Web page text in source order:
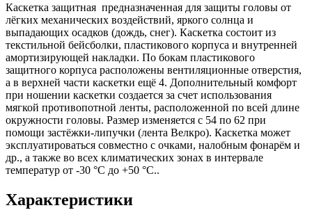
Каскетка защитная предназначенная для защиты головы от
лёгких механических воздействий, яркого солнца и
выпадающих осадков (дождь, снег). Каскетка состоит из
текстильной бейсболки, пластикового корпуса и внутренней
амортизирующей накладки. По бокам пластикового
защитного корпуса расположены вентиляционные отверстия,
а в верхней части каскетки ещё 4. Дополнительный комфорт
при ношении каскетки создается за счет использования
мягкой противопотной ленты, расположенной по всей длине
окружности головы. Размер изменяется с 54 по 62 при
помощи застёжки-липучки (лента Велкро). Каскетка может
эксплуатироваться совместно с очками, налобным фонарём и
др., а также во всех климатических зонах в интервале
температур от -30 °С до +50 °С..
Характеристики